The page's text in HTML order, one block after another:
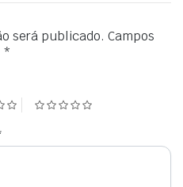
será publicado. Campos
*